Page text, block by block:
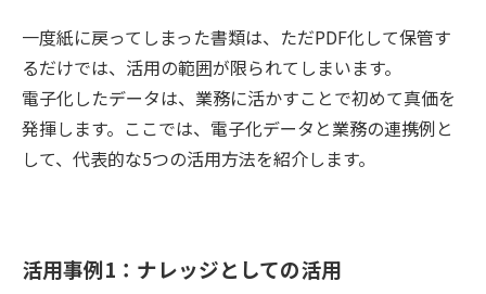
一度紙に戻ってしまった書類は、ただPDF化して保管す
るだけでは、活用の範囲が限られてしまいます。
電子化したデータは、業務に活かすことで初めて真価を
発揮します。ここでは、電子化データと業務の連携例と
して、代表的な5つの活用方法を紹介します。
活用事例1：ナレッジとしての活用